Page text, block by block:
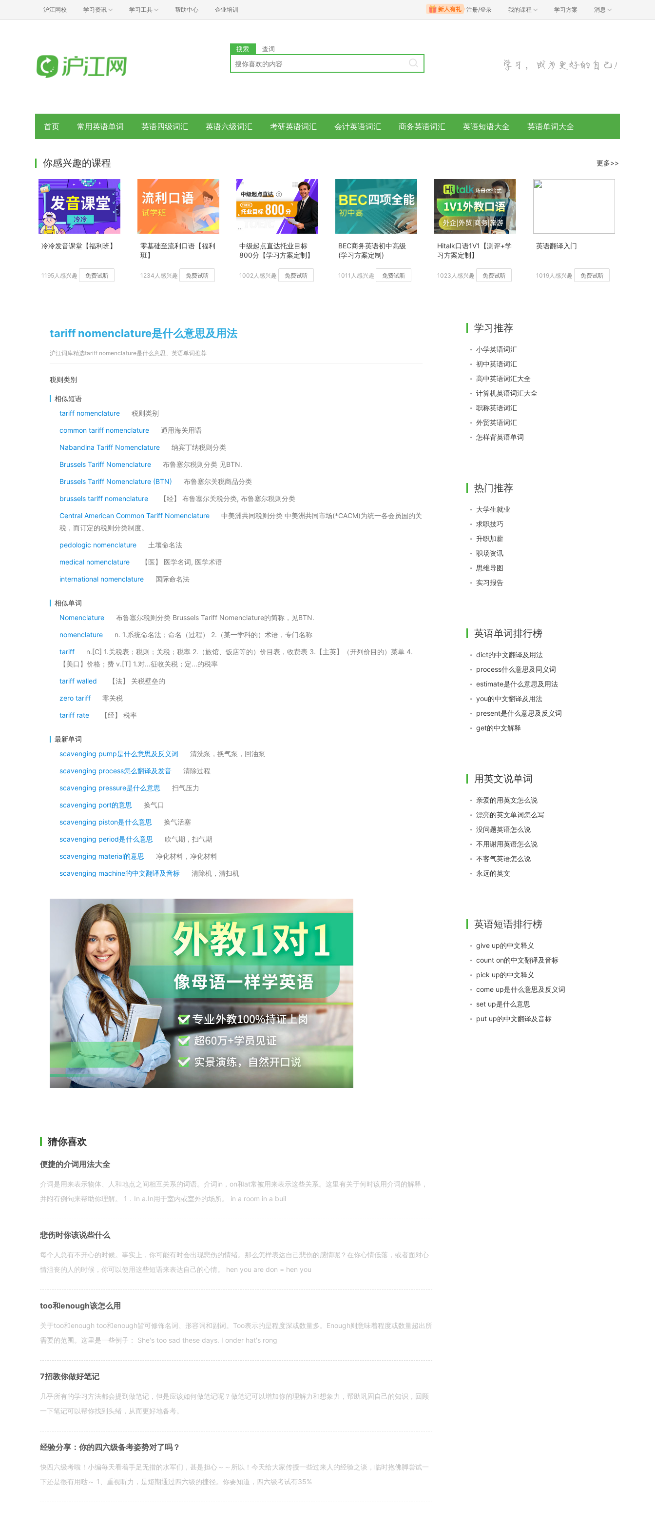
沪江网校 学习资讯 学习工具 帮助中心 企业培训 注册/登录 我的课程 学习方案 消息
搜索 查词
首页 常用英语单词 英语四级词汇 英语六级词汇 考研英语词汇 会计英语词汇 商务英语词汇 英语短语大全 英语单词大全
你感兴趣的课程 更多>>
冷冷发音课堂【福利班】
1195人感兴趣 免费试听
零基础至流利口语【福利
班】
1234人感兴趣 免费试听
中级起点直达托业目标
800分【学习方案定制】
1002人感兴趣 免费试听
BEC商务英语初中高级
(学习方案定制)
1011人感兴趣 免费试听
Hitalk口语1V1【测评+学
习方案定制】
1023人感兴趣 免费试听
英语翻译入门
1019人感兴趣 免费试听
tariff nomenclature是什么意思及用法
沪江词库精选tariff nomenclature是什么意思、英语单词推荐
税则类别
相似短语
tariff nomenclature
税则类别
common tariff nomenclature 通用海关用语
Nabandina Tariff Nomenclature 纳宾丁纳税则分类
Brussels Tariff Nomenclature 布鲁塞尔税则分类 见BTN.
Brussels Tariff Nomenclature (BTN) 布鲁塞尔关税商品分类
brussels tariff nomenclature 【经】 布鲁塞尔关税分类, 布鲁塞尔税则分类
Central American Common Tariff Nomenclature
中美洲共同税则分类 中美洲共同市场(*CACM)为统一各会员国的关
税，而订定的税则分类制度。
pedologic nomenclature 土壤命名法
medical nomenclature 【医】 医学名词, 医学术语
international nomenclature 国际命名法
相似单词
Nomenclature
布鲁塞尔税则分类 Brussels Tariff Nomenclature的简称，见BTN.
nomenclature n. 1.系统命名法；命名（过程） 2.（某一学科的）术语，专门名称
tariff
n.[C] 1.关税表；税则；关税；税率 2.（旅馆、饭店等的）价目表，收费表 3.【主英】（开列价目的）菜单 4.
【美口】价格；费 v.[T] 1.对...征收关税；定...的税率
tariff walled 【法】 关税壁垒的
zero tariff 零关税
tariff rate 【经】 税率
最新单词
scavenging pump是什么意思及反义词
清洗泵，换气泵，回油泵
scavenging process怎么翻译及发音 清除过程
scavenging pressure是什么意思 扫气压力
scavenging port的意思 换气口
scavenging piston是什么意思 换气活塞
scavenging period是什么意思 吹气期，扫气期
scavenging material的意思 净化材料，净化材料
scavenging machine的中文翻译及音标 清除机，清扫机
猜你喜欢
便捷的介词用法大全
介词是用来表示物体、人和地点之间相互关系的词语。介词in，on和at常被用来表示这些关系。这里有关于何时该用介词的解释，
并附有例句来帮助你理解。 1．In a.In用于室内或室外的场所。 in a room in a buil
悲伤时你该说些什么
每个人总有不开心的时候。事实上，你可能有时会出现悲伤的情绪。那么怎样表达自己悲伤的感情呢？在你心情低落，或者面对心
情沮丧的人的时候，你可以使用这些短语来表达自己的心情。 hen you are don = hen you
too和enough该怎么用
关于too和enough too和enough皆可修饰名词、形容词和副词。Too表示的是程度深或数量多。Enough则意味着程度或数量超出所
需要的范围。这里是一些例子： She's too sad these days. I onder hat's rong
7招教你做好笔记
几乎所有的学习方法都会提到做笔记，但是应该如何做笔记呢？做笔记可以增加你的理解力和想象力，帮助巩固自己的知识，回顾
一下笔记可以帮你找到头绪，从而更好地备考。
经验分享：你的四六级备考姿势对了吗？
快四六级考啦！小编每天看着手足无措的水军们，甚是担心～～所以！今天给大家传授一些过来人的经验之谈，临时抱佛脚尝试一
下还是很有用哒～ 1、重视听力，是短期通过四六级的捷径。你要知道，四六级考试有35%
学习推荐
小学英语词汇
初中英语词汇
高中英语词汇大全
计算机英语词汇大全
职称英语词汇
外贸英语词汇
怎样背英语单词
热门推荐
大学生就业
求职技巧
升职加薪
职场资讯
思维导图
实习报告
英语单词排行榜
dict的中文翻译及用法
process什么意思及同义词
estimate是什么意思及用法
you的中文翻译及用法
present是什么意思及反义词
get的中文解释
用英文说单词
亲爱的用英文怎么说
漂亮的英文单词怎么写
没问题英语怎么说
不用谢用英语怎么说
不客气英语怎么说
永远的英文
英语短语排行榜
give up的中文释义
count on的中文翻译及音标
pick up的中文释义
come up是什么意思及反义词
set up是什么意思
put up的中文翻译及音标